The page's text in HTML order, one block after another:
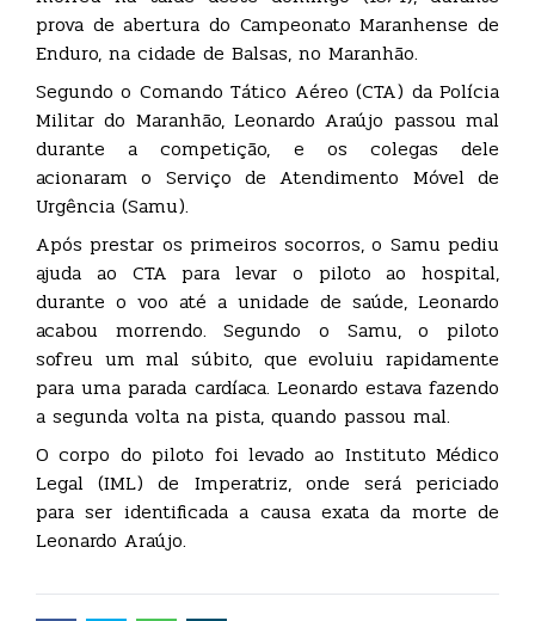
prova de abertura do Campeonato Maranhense de
Enduro, na cidade de Balsas, no Maranhão.
Segundo o Comando Tático Aéreo (CTA) da Polícia
Militar do Maranhão, Leonardo Araújo passou mal
durante a competição, e os colegas dele
acionaram o Serviço de Atendimento Móvel de
Urgência (Samu).
Após prestar os primeiros socorros, o Samu pediu
ajuda ao CTA para levar o piloto ao hospital,
durante o voo até a unidade de saúde, Leonardo
acabou morrendo. Segundo o Samu, o piloto
sofreu um mal súbito, que evoluiu rapidamente
para uma parada cardíaca. Leonardo estava fazendo
a segunda volta na pista, quando passou mal.
O corpo do piloto foi levado ao Instituto Médico
Legal (IML) de Imperatriz, onde será periciado
para ser identificada a causa exata da morte de
Leonardo Araújo.